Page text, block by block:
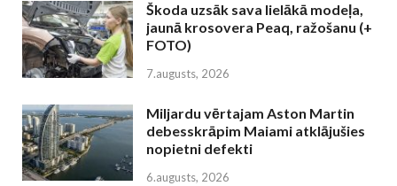
Škoda uzsāk sava lielākā modeļa,
jaunā krosovera Peaq, ražošanu (+
FOTO)
7.augusts, 2026
Miljardu vērtajam Aston Martin
debesskrāpim Maiami atklājušies
nopietni defekti
6.augusts, 2026